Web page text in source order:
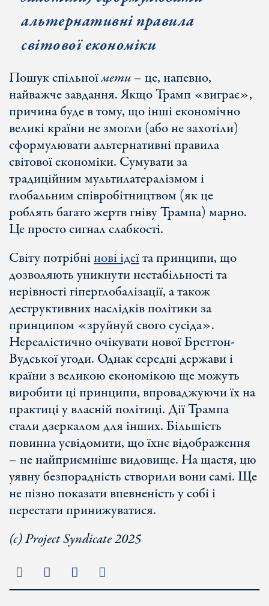
альтернативні правила
світової економіки
Пошук спільноїмети– це, напевно,
найважче завдання. Якщо Трамп «виграє»,
причина буде в тому, що інші економічно
великі країни не змогли (або не захотіли)
сформулювати альтернативні правила
світової економіки. Сумувати за
традиційним мультилатералізмом і
глобальним співробітництвом (як це
роблять багато жертв гніву Трампа) марно.
Це просто сигнал слабкості.
Світу потрібнінові ідеїта принципи, що
дозволяють уникнути нестабільності та
нерівності гіперглобалізації, а також
деструктивних наслідків політики за
принципом «зруйнуй свого сусіда».
Нереалістично очікувати нової Бреттон-
Вудської угоди. Однак середні держави і
країни з великою економікою ще можуть
виробити ці принципи, впроваджуючи їх на
практиці у власній політиці. Дії Трампа
стали дзеркалом для інших. Більшість
повинна усвідомити, що їхнє відображення
– не найприємніше видовище. На щастя, цю
уявну безпорадність створили вони самі. Ще
не пізно показати впевненість у собі і
перестати принижуватися.
(с) Project Syndicate 2025